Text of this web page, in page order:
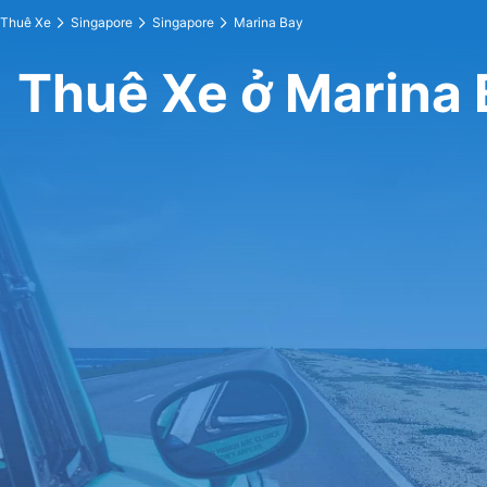
Thuê Xe Singapore Singapore Marina Bay
Thuê Xe ở Marina